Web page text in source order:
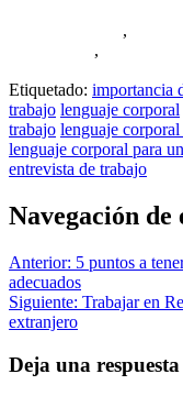
,
,
Etiquetado: importancia
trabajo lenguaje corporal
trabajo lenguaje
lenguaje corporal para
entrevista de trabajo
Navegación de
Anterior: 5 puntos a
adecuados
Siguiente: Trabajar en
extranjero
Deja una respuesta